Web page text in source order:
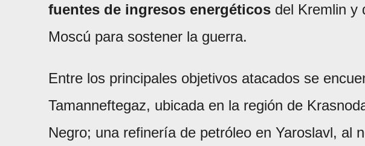
fuentes de ingresos energéticos del Kremlin y
Moscú para sostener la guerra.
Entre los principales objetivos atacados se
Tamanneftegaz, ubicada en la región de
Negro; una refinería de petróleo en Yaroslavl, al